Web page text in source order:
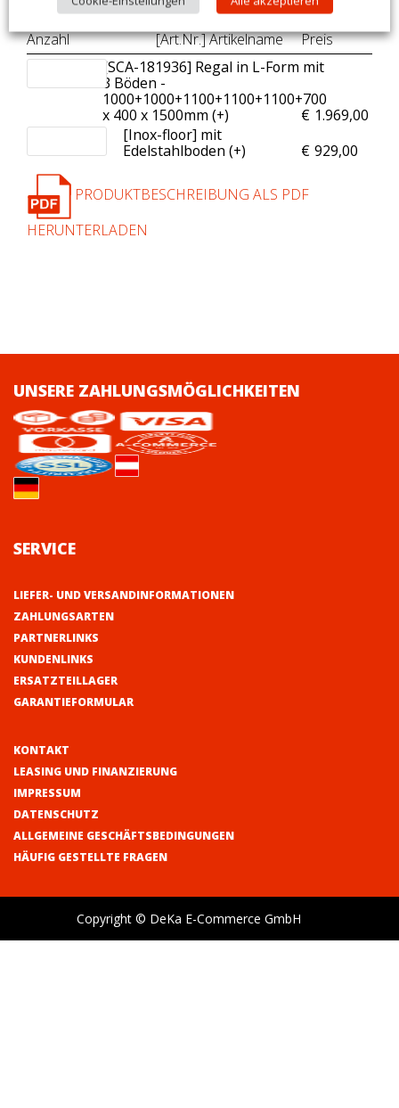
Zubehör:
Anzahl
[Art.Nr.] Artikelname
Preis
[SCA-181936] Regal in L-Form mit
3 Böden -
1000+1000+1100+1100+1100+700
x 400 x 1500mm (+
€ 1.969,00
)
[Inox-floor] mit
Edelstahlboden (+
€ 929,00
)
PRODUKTBESCHREIBUNG ALS PDF
HERUNTERLADEN
UNSERE ZAHLUNGSMÖGLICHKEITEN
SERVICE
LIEFER- UND VERSANDINFORMATIONEN
ZAHLUNGSARTEN
PARTNERLINKS
KUNDENLINKS
ERSATZTEILLAGER
GARANTIEFORMULAR
KONTAKT
LEASING UND FINANZIERUNG
IMPRESSUM
DATENSCHUTZ
ALLGEMEINE GESCHÄFTSBEDINGUNGEN
HÄUFIG GESTELLTE FRAGEN
Copyright © DeKa E-Commerce GmbH